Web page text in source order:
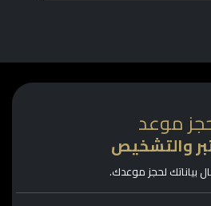
موعد
والتشخيص
لحجز موعدك.